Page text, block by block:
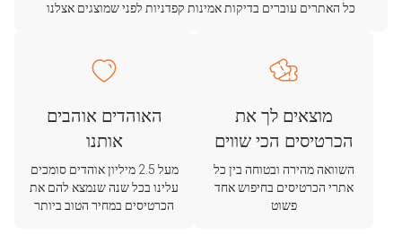
כל האתרים עוברים בדיקות אמינות קפדניות לפני שמוצגים אצלנו
מוצאים לך את
הכרטיסים הכי שווים
השוואה מהירה ובטוחה בין כל
אתרי הכרטיסים בחיפוש אחד
פשוט
האוהדים אוהבים
אותנו
מעל 2.5 מיליון אוהדים סומכים
עלינו בכל שנה שנמצא להם את
הכרטיסים במחיר הטוב ביותר